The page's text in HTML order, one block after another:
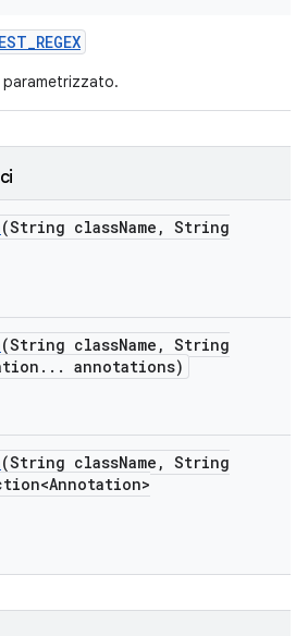
_REGEX
(String className , String
(String className , String
. . . annotations)
(String className , String